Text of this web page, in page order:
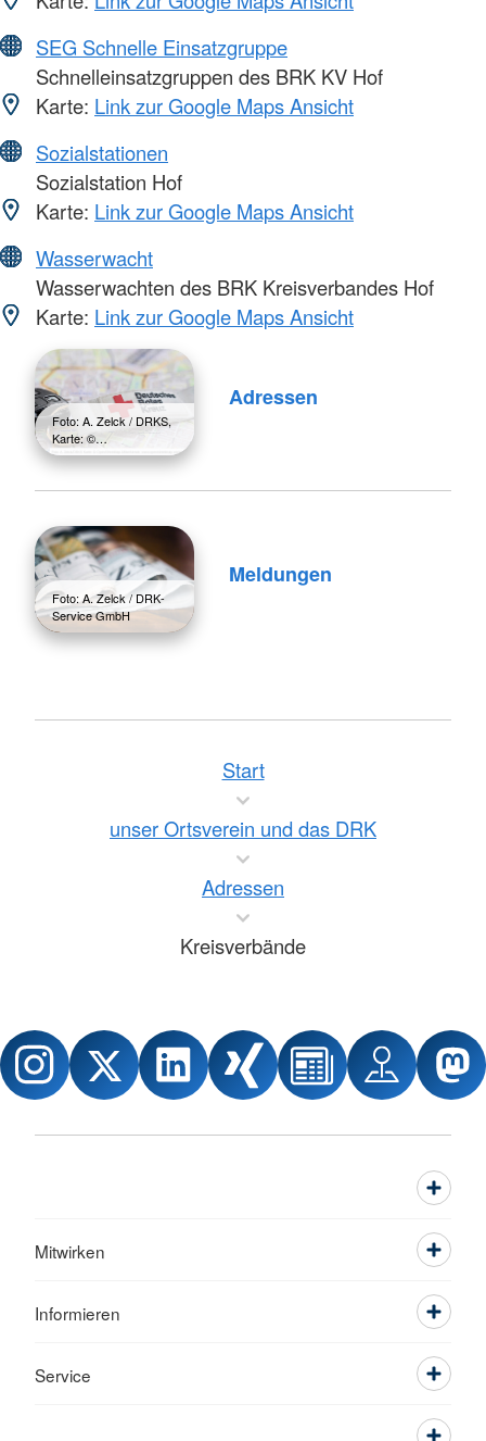
SEG Schnelle Einsatzgruppe
Schnelleinsatzgruppen des BRK KV Hof
Karte: Link zur Google Maps Ansicht
Sozialstationen
Sozialstation Hof
Karte: Link zur Google Maps Ansicht
Wasserwacht
Wasserwachten des BRK Kreisverbandes Hof
Karte: Link zur Google Maps Ansicht
Foto: A. Zelck / DRKS,
Karte: ©…
Adressen
Foto: A. Zelck / DRK-
Service GmbH
Meldungen
Start
unser Ortsverein und das DRK
Adressen
Kreisverbände
Mitwirken
Informieren
Service